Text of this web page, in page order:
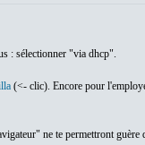
: sélectionner "via dhcp".
(<- clic). Encore pour
ne te permettront guère